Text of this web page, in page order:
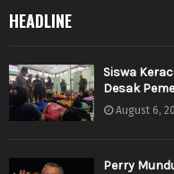
HEADLINE
Siswa
Desak
August 6,
Perry